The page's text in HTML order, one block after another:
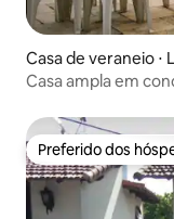
Casa de veraneio ⋅
osa
Casa ampla em
Preferido dos
Preferido dos